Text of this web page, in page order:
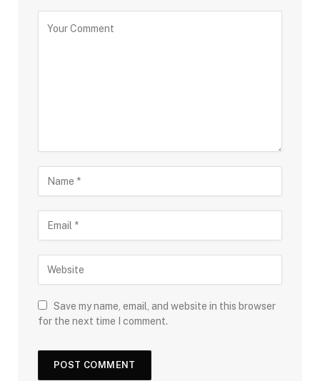
Save my name, email, and website in this browser
for the next time I comment.